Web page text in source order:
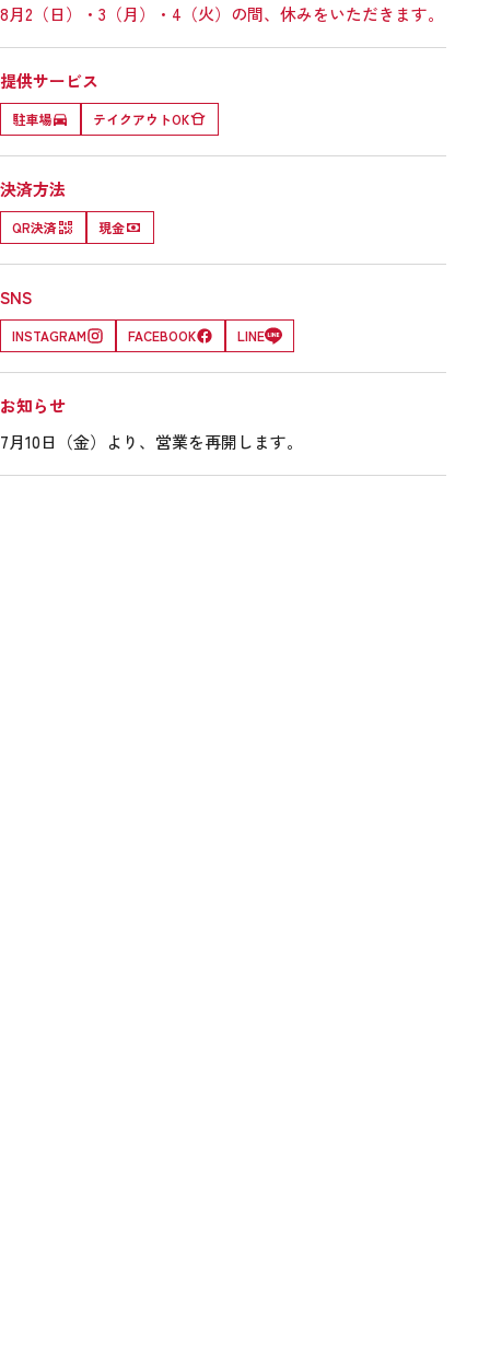
8月2（日）・3（月）・4（火）の間、休みをいただきます。
提供サービス
駐車場 テイクアウトOK
決済方法
QR決済 現金
SNS
INSTAGRAM FACEBOOK LINE
お知らせ
7月10日（金）より、営業を再開します。